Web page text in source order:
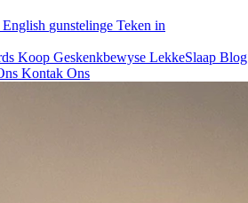
gunstelinge Teken in
Koop Geskenkbewyse LekkeSlaap Blog
Kontak Ons